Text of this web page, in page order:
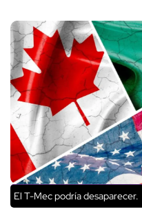
El T-Mec podría desaparecer.